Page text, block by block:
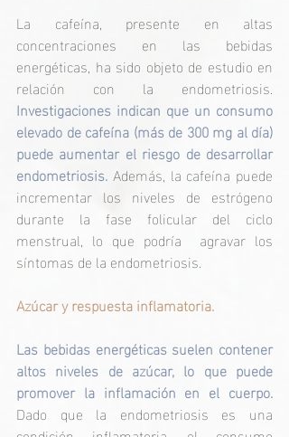
La cafeína, presente en altas
concentraciones en las bebidas
energéticas, ha sido objeto de estudio en
relación con la endometriosis.
Investigaciones indican que un consumo
elevado de cafeína (más de 300 mg al día)
puede aumentar el riesgo de desarrollar
endometriosis. Además, la cafeína puede
incrementar los niveles de estrógeno
durante la fase folicular del ciclo
menstrual, lo que podría  agravar los
síntomas de la endometriosis. ​
Azúcar y respuesta inflamatoria.
Las bebidas energéticas suelen contener
altos niveles de azúcar, lo que puede
promover la inflamación en el cuerpo.
Dado que la endometriosis es una